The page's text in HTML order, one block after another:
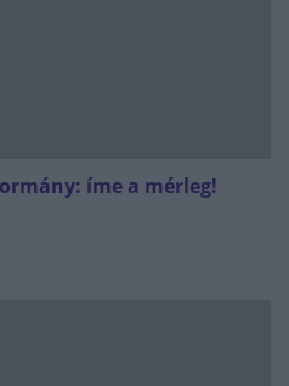
íme a mérleg!